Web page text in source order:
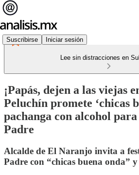
Suscribirse Iniciar sesión
Lee sin distracciones en
¡Papás, dejen a las viejas
Peluchín promete ‘chicas
pachanga con alcohol
Padre
Alcalde de El Naranjo invita a
Padre con “chicas buena onda”